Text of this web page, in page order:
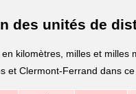
des unités de
kilomètres, milles et milles
et Clermont-Ferrand dans